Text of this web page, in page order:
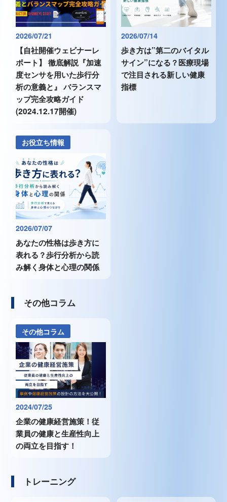
2026/07/21
【自社開催ウェビナーレ
ポート】 徹底解説『加速
度センサを用いた歩行分
析の意義と』 バランスマ
ップ完全攻略ガイド
(2024.12.17開催)
2026/07/14
歩き方は”第二のバイタル
サイン”になる？医療現場
で注目される新しい健康
指標
お役立ち情報
2026/07/07
あなたの性格は歩き方に
表れる？歩行分析から読
み解く身体と心理の関係
その他コラム
その他コラム
2024/07/25
企業の健康経営施策！従
業員の健康と生産性向上
の両立を目指す！
トレーニング